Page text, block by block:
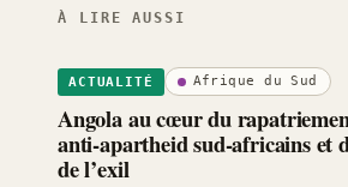
À LIRE AUSSI
ACTUALITÉ Afrique du Sud
Angola au cœur du
anti-apartheid sud-africains et
de l’exil